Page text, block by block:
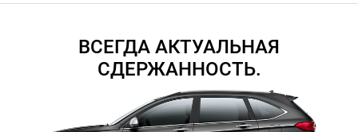
ВСЕГДА АКТУАЛЬНАЯ
СДЕРЖАННОСТЬ.